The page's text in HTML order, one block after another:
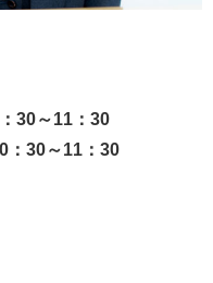
30～11：30
：30～11：30